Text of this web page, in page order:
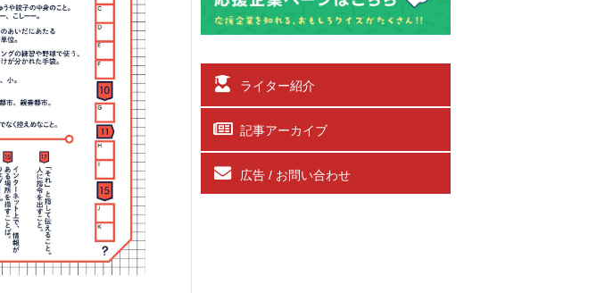
ライター紹介
記事アーカイブ
広告 / お問い合わせ